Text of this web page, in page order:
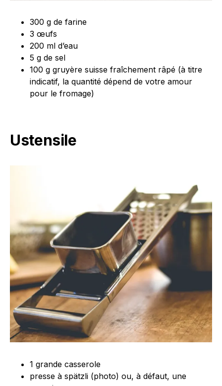
300 g de farine
3 œufs
200 ml d’eau
5 g de sel
100 g gruyère suisse fraîchement râpé (à titre
indicatif, la quantité dépend de votre amour
pour le fromage)
Ustensile
1 grande casserole
presse à spätzli (photo) ou, à défaut, une